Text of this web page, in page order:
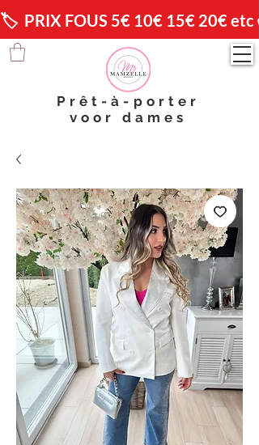
🏷️  PRIX FOUS 5€ 10€ 15€ 20€ etc
Prêt-à-porter
voor dames